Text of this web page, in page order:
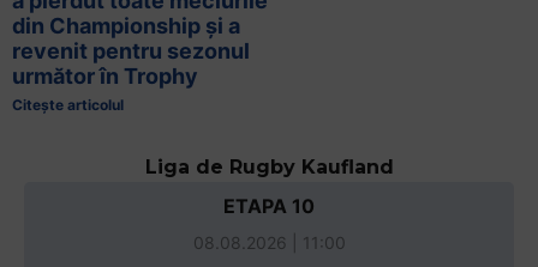
din Championship și a
revenit pentru sezonul
următor în Trophy
Citește articolul
Liga de Rugby Kaufland
ETAPA 10
08.08.2026 | 11:00